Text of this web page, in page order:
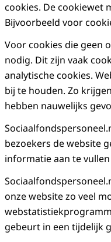
cookies. De cookiewet
Bijvoorbeeld voor
Voor cookies die geen
nodig. Dit zijn vaak
analytische cookies.
bij te houden. Zo
hebben nauwelijks
bezoekers de website
informatie aan te
onze website zo veel
gebeurt in een tijdelijk